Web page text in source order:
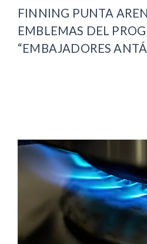
FINNING PUNTA
EMBLEMAS DEL
“EMBAJADORES